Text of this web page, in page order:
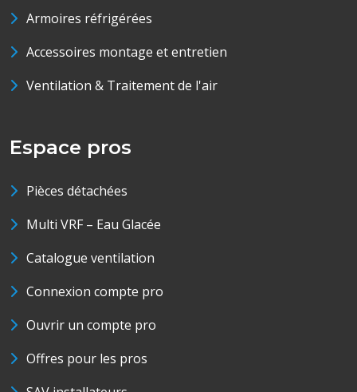
Armoires réfrigérées
Accessoires montage et entretien
Ventilation & Traitement de l'air
Espace pros
Pièces détachées
Multi VRF – Eau Glacée
Catalogue ventilation
Connexion compte pro
Ouvrir un compte pro
Offres pour les pros